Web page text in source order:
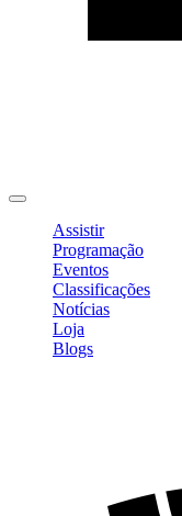
Assistir
Programação
Eventos
Classificações
Notícias
Loja
Blogs